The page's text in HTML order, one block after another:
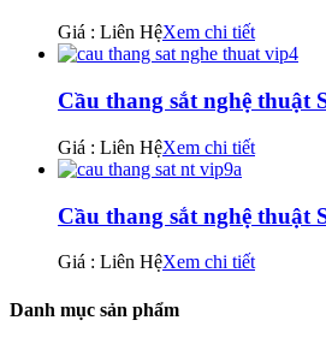
Giá : Liên HệXem chi tiết
Cầu thang sắt nghệ thuật
Giá : Liên HệXem chi tiết
Cầu thang sắt nghệ thuật
Giá : Liên HệXem chi tiết
Danh mục sản phẩm